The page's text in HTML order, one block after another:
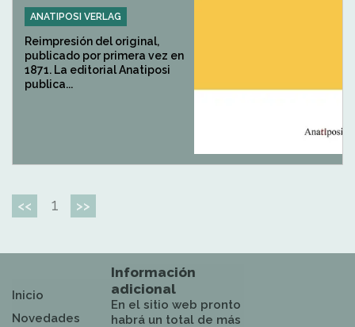
ANATIPOSI VERLAG
Reimpresión del original,
publicado por primera vez en
1871. La editorial Anatiposi
publica...
<< 1 >>
Inicio
Novedades
Información
adicional
En el sitio web pronto
habrá un total de más